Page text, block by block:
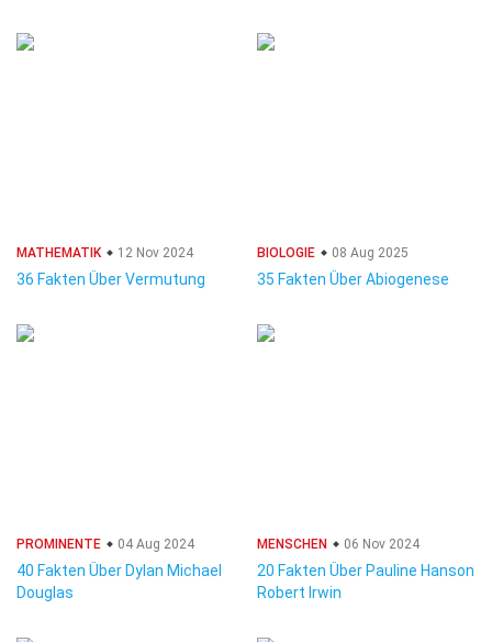
MATHEMATIK 12 Nov 2024
36 Fakten Über Vermutung
BIOLOGIE 08 Aug 2025
35 Fakten Über Abiogenese
PROMINENTE 04 Aug 2024
40 Fakten Über Dylan Michael
Douglas
MENSCHEN 06 Nov 2024
20 Fakten Über Pauline Hanson
Robert Irwin